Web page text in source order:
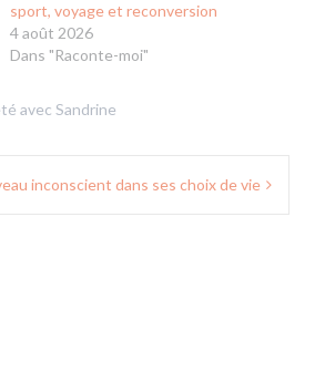
sport, voyage et reconversion
4 août 2026
Dans "Raconte-moi"
avec Sandrine
inconscient dans ses choix de vie